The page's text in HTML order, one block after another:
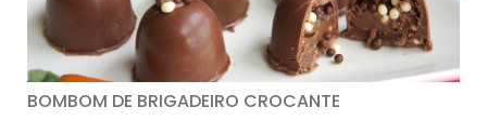
BOMBOM DE BRIGADEIRO CROCANTE